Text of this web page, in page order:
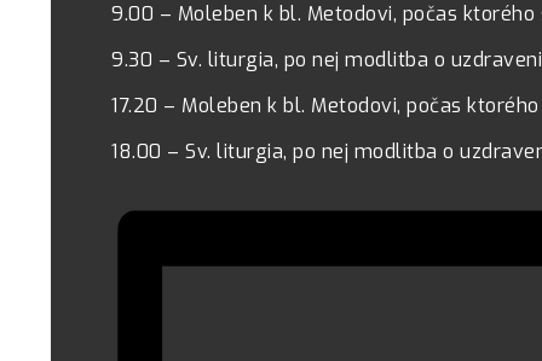
9.00 – Moleben k bl. Metodovi, počas
9.30 – Sv. liturgia, po nej modlitba o
17.20 – Moleben k bl. Metodovi, počas
18.00 – Sv. liturgia, po nej modlitba o